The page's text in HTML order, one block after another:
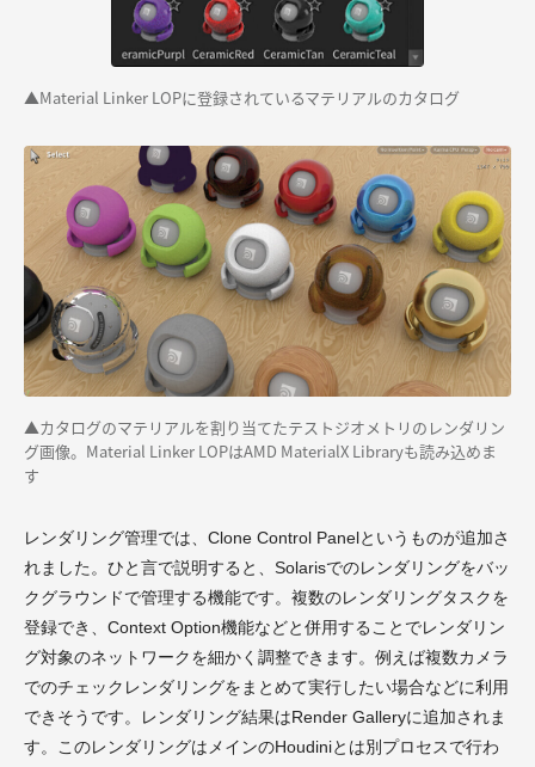
▲Material Linker LOPに登録されているマテリアルのカタログ
▲カタログのマテリアルを割り当てたテストジオメトリのレンダリン
グ画像。Material Linker LOPはAMD MaterialX Libraryも読み込めま
す
レンダリング管理では、Clone Control Panelというものが追加さ
れました。ひと言で説明すると、Solarisでのレンダリングをバッ
クグラウンドで管理する機能です。複数のレンダリングタスクを
登録でき、Context Option機能などと併用することでレンダリン
グ対象のネットワークを細かく調整できます。例えば複数カメラ
でのチェックレンダリングをまとめて実行したい場合などに利用
できそうです。レンダリング結果はRender Galleryに追加されま
す。このレンダリングはメインのHoudiniとは別プロセスで行わ